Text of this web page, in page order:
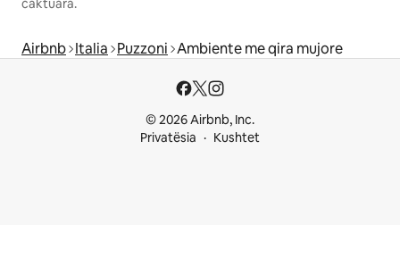
caktuara.
Airbnb Italia Puzzoni Ambiente me qira mujore
© 2026 Airbnb, Inc.
Privatësia
Kushtet